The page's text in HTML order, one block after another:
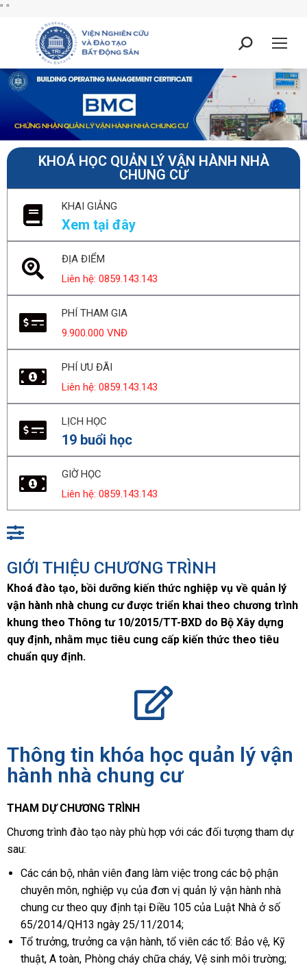
" "
KHOÁ HỌC QUẢN LÝ VẬN HÀNH NHÀ
CHUNG CƯ
KHAI GIẢNG
Xem tại đây
ĐỊA ĐIỂM
Liên hệ: 0859.143.143
PHÍ THAM GIA
9.900.000 VNĐ
PHÍ ƯU ĐÃI
Liên hệ: 0859.143.143
LỊCH HỌC
19 buổi học
GIỜ HỌC
Liên hệ: 0859.143.143
GIỚI THIỆU CHƯƠNG TRÌNH
Khoá đào tạo, bồi dưỡng kiến thức nghiệp vụ về quản lý
vận hành nhà chung cư được triển khai theo chương trình
khung theo Thông tư 10/2015/TT-BXD do Bộ Xây dựng
quy định, nhằm mục tiêu cung cấp kiến thức theo tiêu
chuẩn quy định.
Thông tin khóa học quản lý vận
hành nhà chung cư
THAM DỰ CHƯƠNG TRÌNH
Chương trình đào tạo này phù hợp với các đối tượng tham dự
sau:
Các cán bộ, nhân viên đang làm việc trong các bộ phận
chuyên môn, nghiệp vụ của đơn vị quản lý vận hành nhà
chung cư theo quy định tại Điều 105 của Luật Nhà ở số
65/2014/QH13 ngày 25/11/2014;
Tổ trưởng, trưởng ca vận hành, tổ viên các tổ: Bảo vệ, Kỹ
thuật, A toàn, Phòng cháy chữa cháy, Vệ sinh môi trường;